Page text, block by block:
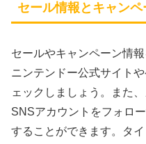
セール情報とキャン
セールやキャンペーン情
ニンテンドー公式サイト
ェックしましょう。また
SNSアカウントをフォロ
することができます。タ